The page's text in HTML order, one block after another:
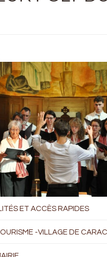
ET ACCÈS RAPIDES
-VILLAGE DE